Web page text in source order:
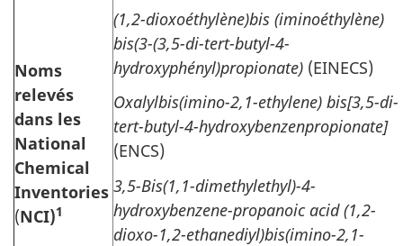
Noms
relevés
dans les
National
Chemical
Inventories
(NCI)1
(1,2-dioxoéthylène)bis (iminoéthylène)
bis(3-(3,5-di-tert-butyl-4-
hydroxyphényl)propionate) (EINECS)
Oxalylbis(imino-2,1-ethylene) bis[3,5-di-
tert-butyl-4-hydroxybenzenpropionate]
(ENCS)
3,5-Bis(1,1-dimethylethyl)-4-
hydroxybenzene-propanoic acid (1,2-
dioxo-1,2-ethanediyl)bis(imino-2,1-